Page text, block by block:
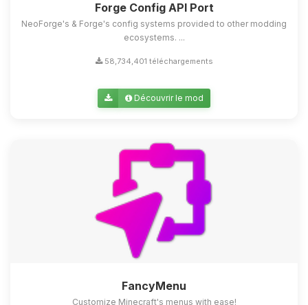
Forge Config API Port
NeoForge's & Forge's config systems provided to other modding
ecosystems. ...
58,734,401 téléchargements
Découvrir le mod
FancyMenu
Customize Minecraft's menus with ease!